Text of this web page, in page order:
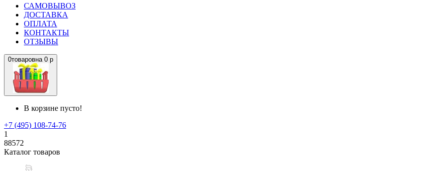
САМОВЫВОЗ
ДОСТАВКА
ОПЛАТА
КОНТАКТЫ
ОТЗЫВЫ
0товаровна 0 р
В корзине пусто!
+7 (495) 108-74-76
1
88572
Каталог товаров